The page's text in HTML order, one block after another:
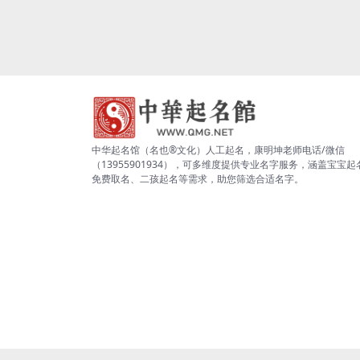
中华起名馆（名也®文化）人工起名，康明坤老师电话/微信
（13955901934），可多维度提供专业名字服务，涵盖宝宝起
免费取名、二孩起名等需求，助您筛选合适名字。